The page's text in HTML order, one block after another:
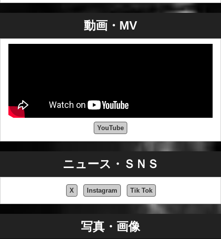
動画・MV
YouTube
ニュース・ＳＮＳ
X Instagram Tik Tok
写真・画像